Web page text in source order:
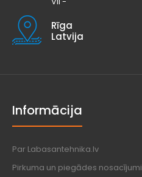
Rīga
Latvija
Informācija
Par Labasantehnika.lv
Pirkuma un piegādes nosacījumi